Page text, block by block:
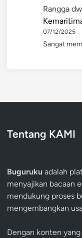
Rangga
07/12/2025
Sangat
Tentang KAMI
Buguruku adalah
menyajikan bacaan
mendukung proses
mengembangkan
Dengan konten